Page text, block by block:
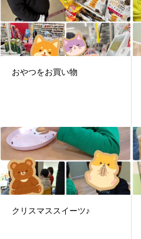
おやつをお買い物
クリスマススイーツ♪